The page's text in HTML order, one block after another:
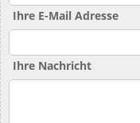
Ihre E-Mail Adresse
Ihre Nachricht